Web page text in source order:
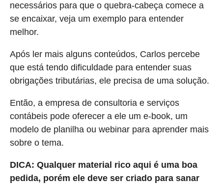
necessários para que o quebra-cabeça comece a
se encaixar, veja um exemplo para entender
melhor.
Após ler mais alguns conteúdos, Carlos percebe
que está tendo dificuldade para entender suas
obrigações tributárias, ele precisa de uma solução.
Então, a empresa de consultoria e serviços
contábeis pode oferecer a ele um e-book, um
modelo de planilha ou webinar para aprender mais
sobre o tema.
DICA: Qualquer material rico aqui é uma boa
pedida, porém ele deve ser criado para sanar